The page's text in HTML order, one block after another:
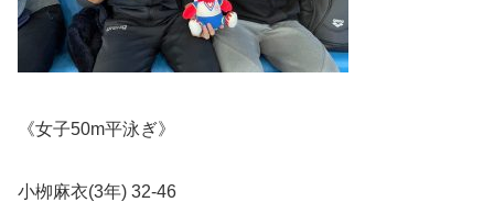
《女子50m平泳ぎ》
小栁麻衣(3年) 32-46